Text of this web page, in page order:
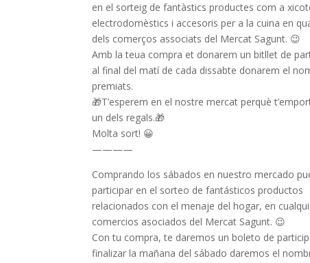
en el sorteig de fantàstics productes com a
electrodomèstics i accesoris per a la cuina en
dels comerços associats del Mercat Sagunt. 😉
Amb la teua compra et donarem un bitllet de
al final del matí de cada dissabte donarem el
premiats.
🎁T’esperem en el nostre mercat perquè
un dels regals.🎁
Molta sort! 😀
————
Comprando los sábados en nuestro mercado
participar en el sorteo de fantásticos productos
relacionados con el menaje del hogar, en
comercios asociados del Mercat Sagunt. 😉
Con tu compra, te daremos un boleto de
finalizar la mañana del sábado daremos el